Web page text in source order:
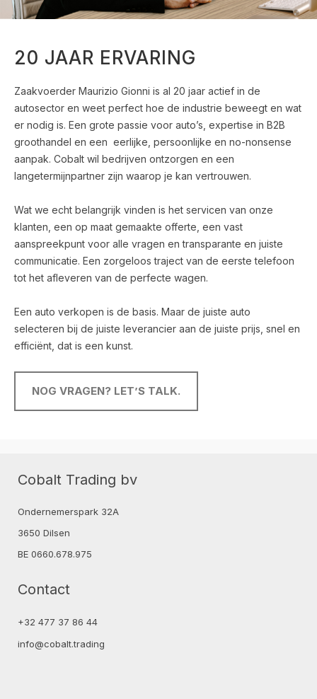
20 JAAR ERVARING
Zaakvoerder Maurizio Gionni is al 20 jaar actief in de
autosector en weet perfect hoe de industrie beweegt en wat
er nodig is. Een grote passie voor auto’s, expertise in B2B
groothandel en een eerlijke, persoonlijke en no-nonsense
aanpak. Cobalt wil bedrijven ontzorgen en een
langetermijnpartner zijn waarop je kan vertrouwen.
Wat we echt belangrijk vinden is het servicen van onze
klanten, een op maat gemaakte offerte, een vast
aanspreekpunt voor alle vragen en transparante en juiste
communicatie. Een zorgeloos traject van de eerste telefoon
tot het afleveren van de perfecte wagen.
Een auto verkopen is de basis. Maar de juiste auto
selecteren bij de juiste leverancier aan de juiste prijs, snel en
efficiënt, dat is een kunst.
NOG VRAGEN? LET’S TALK.
Cobalt Trading bv
Ondernemerspark 32A
3650 Dilsen
BE 0660.678.975
Contact
+32 477 37 86 44
info@cobalt.trading